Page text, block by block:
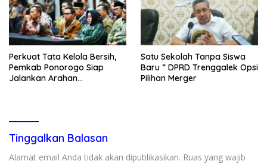
Perkuat Tata Kelola Bersih,
Pemkab Ponorogo Siap
Jalankan Arahan
Satu Sekolah Tanpa Siswa
Baru ” DPRD Trenggalek Opsi
Pilihan Merger
Tinggalkan Balasan
Alamat email Anda tidak akan dipublikasikan. Ruas yang wajib